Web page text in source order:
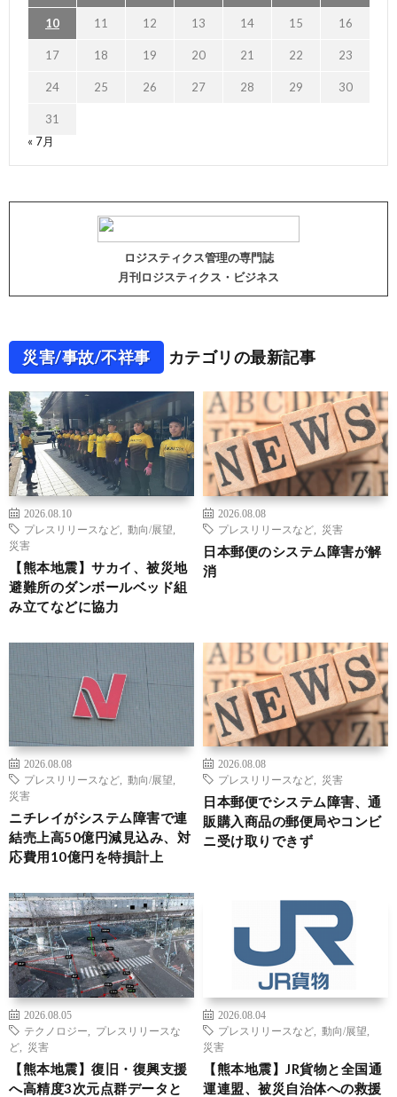
10 11 12 13 14 15 16
17 18 19 20 21 22 23
24 25 26 27 28 29 30
31
« 7月
ロジスティクス管理の専門誌
月刊ロジスティクス・ビジネス
災害/事故/不祥事 カテゴリの最新記事
2026.08.10
プレスリリースなど
動向/展望
災害
【熊本地震】サカイ、被災地
避難所のダンボールベッド組
み立てなどに協力
2026.08.08
プレスリリースなど
災害
日本郵便のシステム障害が解
消
2026.08.08
プレスリリースなど
動向/展望
災害
ニチレイがシステム障害で連
結売上高50億円減見込み、対
応費用10億円を特損計上
2026.08.08
プレスリリースなど
災害
日本郵便でシステム障害、通
販購入商品の郵便局やコンビ
ニ受け取りできず
2026.08.05
テクノロジー
プレスリリースな
ど
災害
【熊本地震】復旧・復興支援
へ高精度3次元点群データと
2026.08.04
プレスリリースなど
動向/展望
災害
【熊本地震】JR貨物と全国通
運連盟、被災自治体への救援